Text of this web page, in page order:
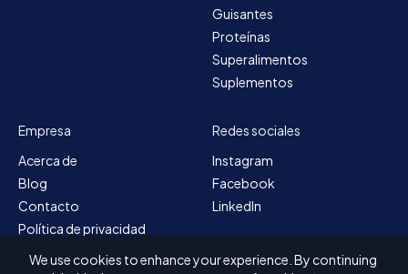
Guisantes
Proteínas
Superalimentos
Suplementos
Empresa
Acerca de
Blog
Contacto
Política de privacidad
Mapa del sitio
Redes sociales
Instagram
Facebook
LinkedIn
We use cookies to enhance your experience. By continuing